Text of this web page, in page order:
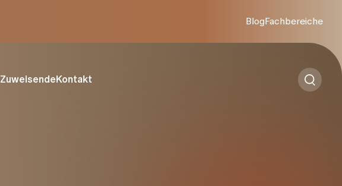
Blog Fachbereiche
Zuweisende Kontakt